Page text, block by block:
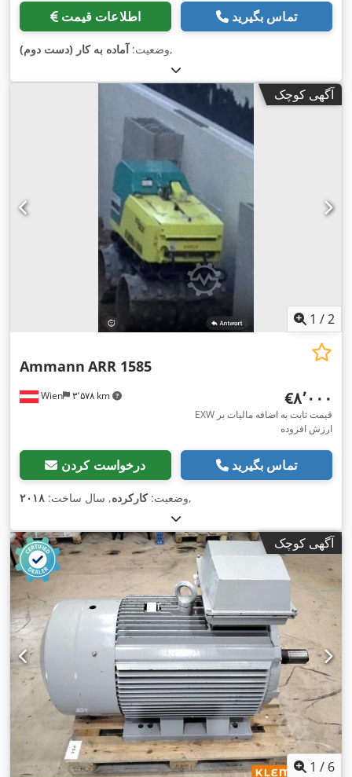
اطلاعات قیمت تماس بگیرید
وضعیت: آماده به کار (دست دوم) ,
آگهی کوچک
1 /2
Wien ۳٬۵۷۸ km
Ammann ARR 1585
‎€۸٬۰۰۰
EXW قیمت ثابت به اضافه مالیات بر
ارزش افزوده
درخواست کردن تماس بگیرید
وضعیت:کارکرده, سال ساخت: ۲۰۱۸ ,
آگهی کوچک
1 / 6